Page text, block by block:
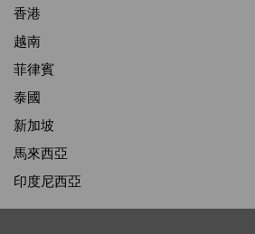
香港
越南
菲律賓
泰國
新加坡
馬來西亞
印度尼西亞